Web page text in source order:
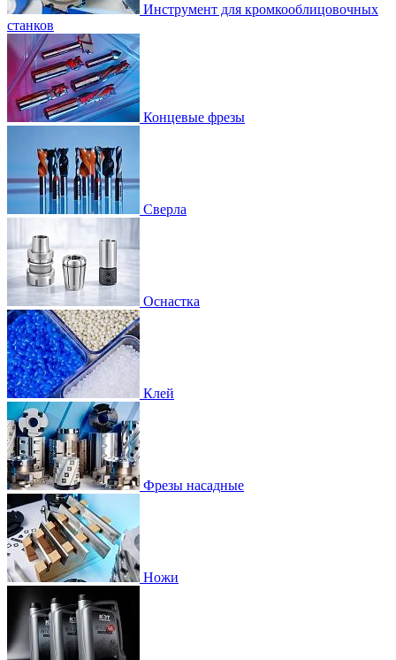
Инструмент для кромкооблицовочных
станков
Концевые фрезы
Сверла
Оснастка
Клей
Фрезы насадные
Ножи